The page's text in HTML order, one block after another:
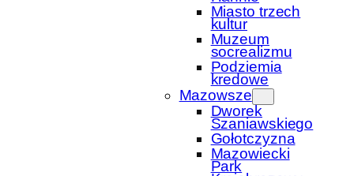
Miasto trzech
kultur
Muzeum
socrealizmu
Podziemia
kredowe
Mazowsze
Dworek
Szaniawskiego
Gołotczyzna
Mazowiecki
Park